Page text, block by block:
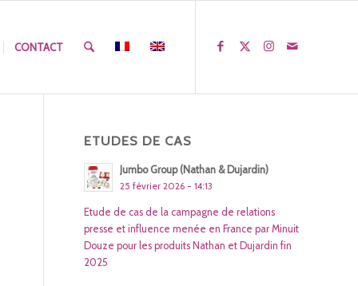
CONTACT
ETUDES DE CAS
Jumbo Group (Nathan & Dujardin)
25 février 2026 - 14:13
Etude de cas de la campagne de relations
presse et influence menée en France par Minuit
Douze pour les produits Nathan et Dujardin fin
2025